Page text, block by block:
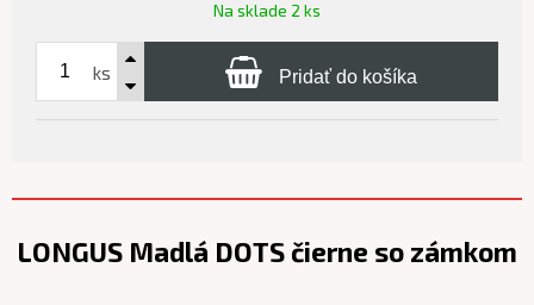
Na sklade 2 ks
ks Pridať do košíka
LONGUS Madlá DOTS čierne so zámkom